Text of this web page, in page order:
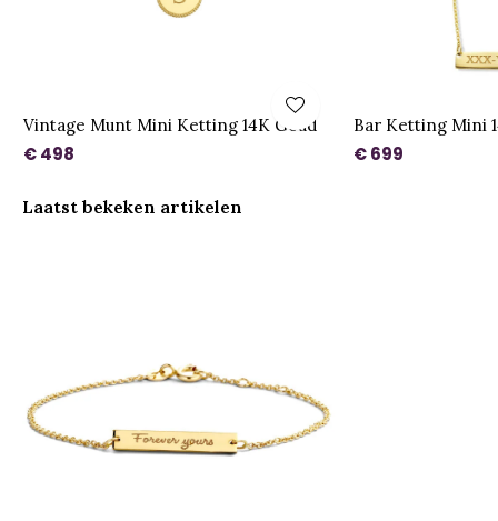
Vintage Munt Mini Ketting 14K Goud
€ 498
Bar Ketting Mini
€ 699
Laatst bekeken artikelen